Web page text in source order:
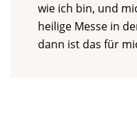
wie ich bin, und
heilige Messe in
dann ist das für